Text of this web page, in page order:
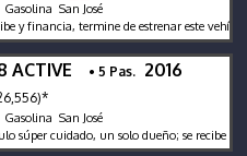
San José
y financia, termine de estrenar este vehículo!!
ACTIVE • 5 Pas. 2016
San José
súper cuidado, un solo dueño; se recibe y